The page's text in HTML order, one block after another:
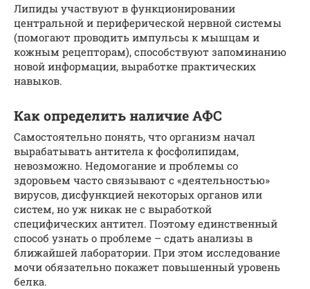
Липиды участвуют в функционировании
центральной и периферической нервной системы
(помогают проводить импульсы к мышцам и
кожным рецепторам), способствуют запоминанию
новой информации, выработке практических
навыков.
Как определить наличие АФС
Самостоятельно понять, что организм начал
вырабатывать антитела к фосфолипидам,
невозможно. Недомогание и проблемы со
здоровьем часто связывают с «деятельностью»
вирусов, дисфункцией некоторых органов или
систем, но уж никак не с выработкой
специфических антител. Поэтому единственный
способ узнать о проблеме – сдать анализы в
ближайшей лаборатории. При этом исследование
мочи обязательно покажет повышенный уровень
белка.